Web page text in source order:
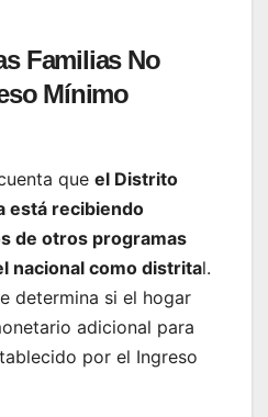
Familias No
Mínimo
que el Distrito
está recibiendo
de otros programas
nacional como distrital.
determina si el hogar
adicional para
por el Ingreso